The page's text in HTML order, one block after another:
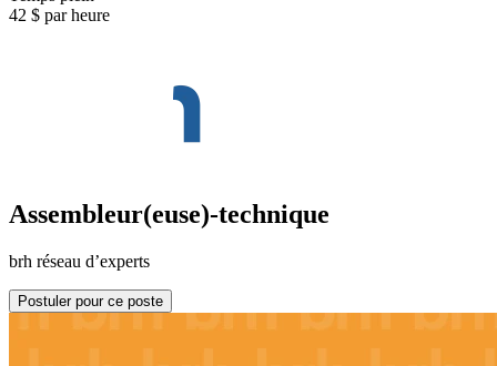
42 $ par heure
Assembleur(euse)-technique
brh réseau d’experts
Postuler pour ce poste